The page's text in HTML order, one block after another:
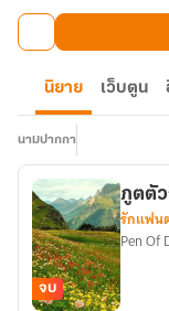
นิยาย เว็บตูน
นามปากกา
จบ
ภูตตั
รักแฟน
Pen Of